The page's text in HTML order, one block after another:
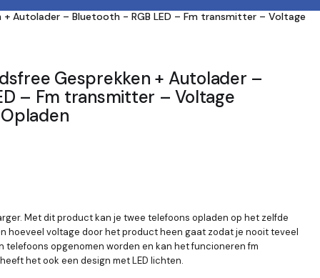
+ Autolader – Bluetooth - RGB LED – Fm transmitter – Voltage
Gesprekken + Autolader –
– Fm transmitter – Voltage
Met dit product kan je twee telefoons opladen op het zelfde
hoeveel voltage door het product heen gaat zodat je nooit teveel
telefoons opgenomen worden en kan het funcioneren fm
het ook een design met LED lichten.